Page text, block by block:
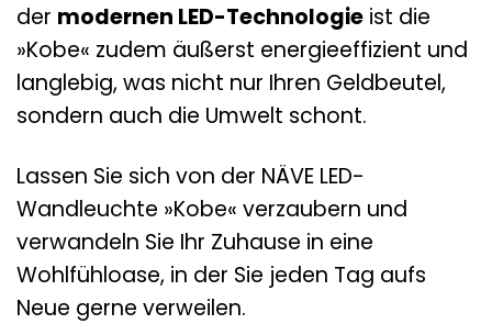
der modernen LED-Technologie ist die
»Kobe« zudem äußerst energieeffizient und
langlebig, was nicht nur Ihren Geldbeutel,
sondern auch die Umwelt schont.
Lassen Sie sich von der NÄVE LED-
Wandleuchte »Kobe« verzaubern und
verwandeln Sie Ihr Zuhause in eine
Wohlfühloase, in der Sie jeden Tag aufs
Neue gerne verweilen.